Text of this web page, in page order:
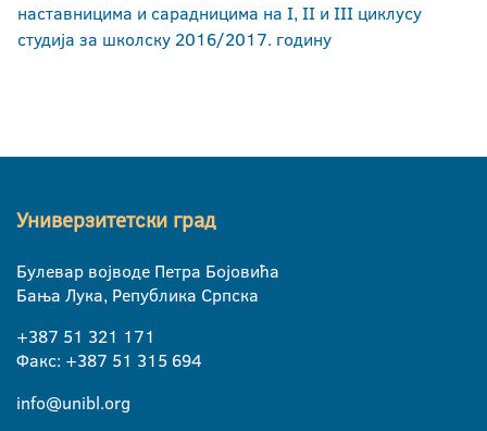
наставницима и сарадницима на I, II и III циклусу
студија за школску 2016/2017. годину
Универзитетски град
Булевар војводе Петра Бојовића
Бања Лука, Република Српска
+387 51 321 171
Факс: +387 51 315 694
info@unibl.org